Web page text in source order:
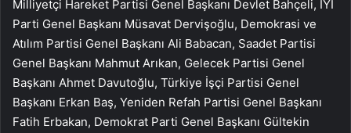
Milliyetçi Hareket Partisi Genel Başkanı Devlet Bahçeli, İYİ
Parti Genel Başkanı Müsavat Dervişoğlu, Demokrasi ve
Atılım Partisi Genel Başkanı Ali Babacan, Saadet Partisi
Genel Başkanı Mahmut Arıkan, Gelecek Partisi Genel
Başkanı Ahmet Davutoğlu, Türkiye İşçi Partisi Genel
Başkanı Erkan Baş, Yeniden Refah Partisi Genel Başkanı
Fatih Erbakan, Demokrat Parti Genel Başkanı Gültekin